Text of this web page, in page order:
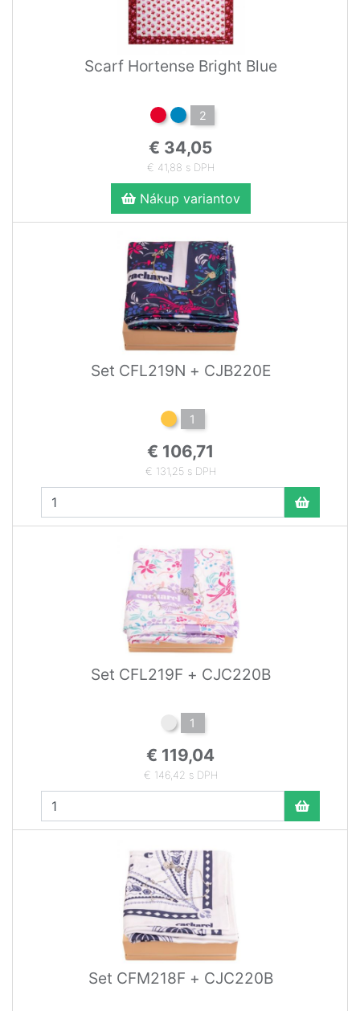
Scarf Hortense Bright Blue
2
€ 34,05
€ 41,88 s DPH
Nákup variantov
Set CFL219N + CJB220E
1
€ 106,71
€ 131,25 s DPH
Set CFL219F + CJC220B
1
€ 119,04
€ 146,42 s DPH
Set CFM218F + CJC220B